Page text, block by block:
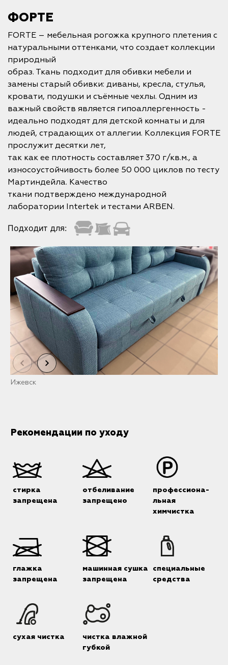
ФОРТЕ
FORTE – мебельная рогожка крупного плетения с
натуральными оттенками, что создает коллекции
природный
образ. Ткань подходит для обивки мебели и
замены старый обивки: диваны, кресла, стулья,
кровати, подушки и съёмные чехлы. Одним из
важный свойств является гипоаллергенность -
идеально подходят для детской комнаты и для
людей, страдающих от аллегии. Коллекция FORTE
прослужит десятки лет,
так как ее плотность составляет 370 г/кв.м., а
износоустойчивость более 50 000 циклов по тесту
Мартиндейла. Качество
ткани подтверждено международной
лаборатории Intertek и тестами ARBEN.
Подходит для:
Ижевск
Рекомендации по уходу
стирка
запрещена
отбеливание
запрещено
профессиона-
льная
химчистка
глажка
запрещена
машинная сушка
запрещена
специальные
средства
сухая чистка
чистка влажной
губкой